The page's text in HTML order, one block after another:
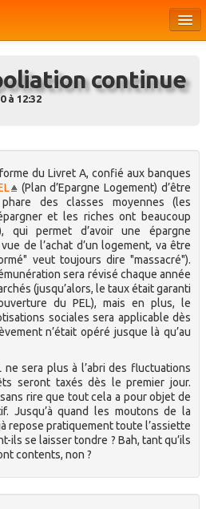
continue
à 12:32
du Livret A, confié aux banques
(Plan d’Epargne Logement) d’être
des classes moyennes (les
et les riches ont beaucoup
qui permet d’avoir une épargne
de l’achat d’un logement, va être
veut toujours dire "massacré").
sera révisé chaque année
(jusqu’alors, le taux était garanti
du PEL), mais en plus, le
sociales sera applicable dès
n’était opéré jusque là qu’au
ne sera plus à l’abri des fluctuations
seront taxés dès le premier jour.
rire que tout cela a pour objet de
Jusqu’à quand les moutons de la
repose pratiquement toute l’assiette
ils se laisser tondre ? Bah, tant qu’ils
contents, non ?